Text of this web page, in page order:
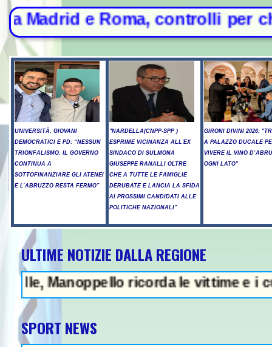
Roma, controlli per chi
UNIVERSITÀ, GIOVANI
DEMOCRATICI E PD: “NESSUN
TRIONFALISMO. IL GOVERNO
CONTINUA A
SOTTOFINANZIARE GLI ATENEI
E L’ABRUZZO RESTA FERMO”
"NARDELLA(CNPP-SPP )
ESPRIME VICINANZA ALL'EX
SINDACO DI SULMONA
GIUSEPPE RANALLI OLTRE
CHE A TUTTE LE FAMIGLIE
DERUBATE E LANCIA LA SFIDA
AI PROSSIMI CANDIDATI ALLE
POLITICHE NAZIONALI"
GIRONI DIVINI 2026:
A PALAZZO DUCALE
VIVERE IL VINO
OGNI LATO"
ULTIME NOTIZIE DALLA REGIONE
ricorda le vittime e i custodi
SPORT NEWS